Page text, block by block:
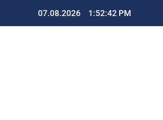
07.08.2026 1:52:43 PM